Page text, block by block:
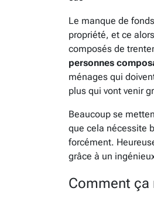
Le manque de
propriété, et ce
composés de
personnes
ménages qui
plus qui vont venir
Beaucoup se
que cela nécessite
forcément.
grâce à un
Comment ça